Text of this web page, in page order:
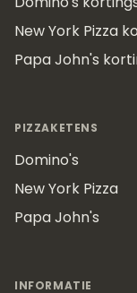
New York Pizza
Papa John's
PIZZAKETENS
Domino's
New York Pizza
Papa John's
INFORMATIE